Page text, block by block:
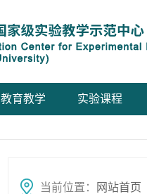
教育教学 实验课程
当前位置： 网站首页